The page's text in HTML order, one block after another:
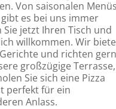
Von saisonalen Menüs
es bei uns immer
jetzt Ihren Tisch und
willkommen. Wir
und richten
großzügige Terrasse,
Sie sich eine Pizza
perfekt für ein
Anlass.